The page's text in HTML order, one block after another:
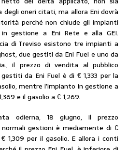
oneri citati, ma allora Eni dovrà
perché non chiude gli impianti
gestione a Eni Rete e alla GEI.
di Treviso esistono tre impianti a
due gestiti da Eni Fuel e uno da
il prezzo di vendita al pubblico
da Eni Fuel è di € 1,333 per la
mentre l’impianto in gestione a
e il gasolio a € 1,269.
odierna, 18 giugno, il prezzo
gestioni è mediamente di €
1,309 per il gasolio. E allora i conti